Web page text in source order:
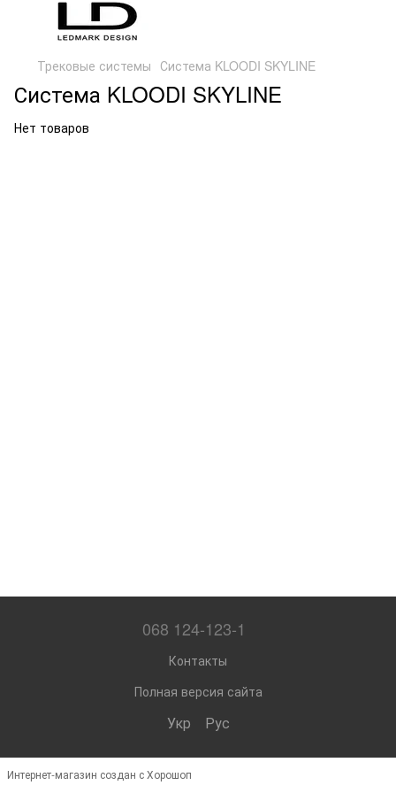
Трековые системы Система KLOODI SKYLINE
Система KLOODI SKYLINE
Нет товаров
068 124-123-1
Контакты
Полная версия сайта
Укр Рус
Интернет-магазин создан с Хорошоп